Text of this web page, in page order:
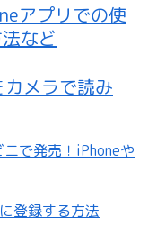
アプリでの使
など
メラで読み
で発売！iPhoneや
登録する方法